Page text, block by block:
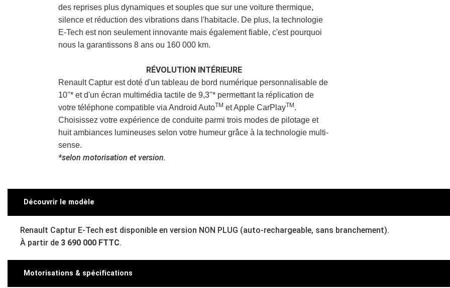
des reprises plus dynamiques et souples que sur une voiture thermique,
silence et réduction des vibrations dans l'habitacle. De plus, la technologie
E-Tech est non seulement innovante mais également fiable, c'est pourquoi
nous la garantissons 8 ans ou 160 000 km.
RÉVOLUTION INTÉRIEURE
Renault Captur est doté d'un tableau de bord numérique personnalisable de
10''* et d'un écran multimédia tactile de 9,3''* permettant la réplication de
votre téléphone compatible via Android AutoTM et Apple CarPlayTM .
Choisissez votre expérience de conduite parmi trois modes de pilotage et
huit ambiances lumineuses selon votre humeur grâce à la technologie multi-
sense.
*selon motorisation et version.
Découvrir le modèle
Renault Captur E-Tech est disponible en version NON PLUG (auto-rechargeable, sans branchement).
À partir de 3 690 000 FTTC.
Motorisations & spécifications